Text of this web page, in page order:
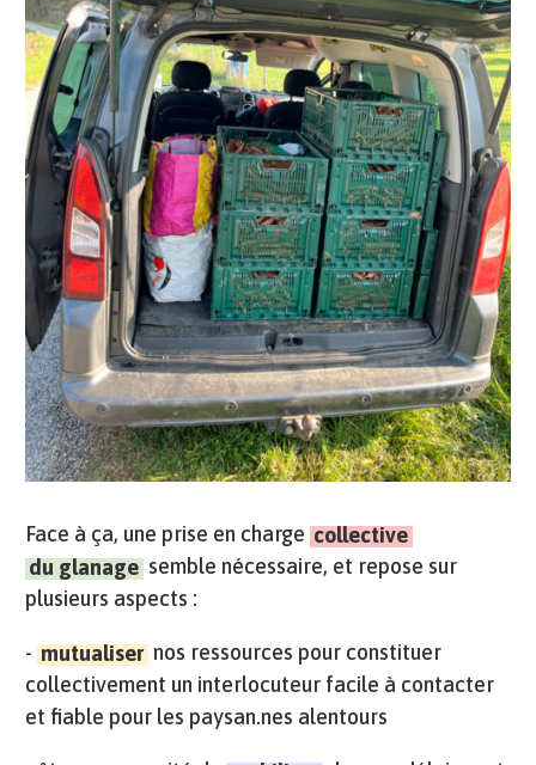
Face à ça, une prise en charge collective
du glanagesemble nécessaire, et repose sur
plusieurs aspects :
- mutualisernos ressources pour constituer
collectivement un interlocuteur facile à contacter
et fiable pour les paysan.nes alentours